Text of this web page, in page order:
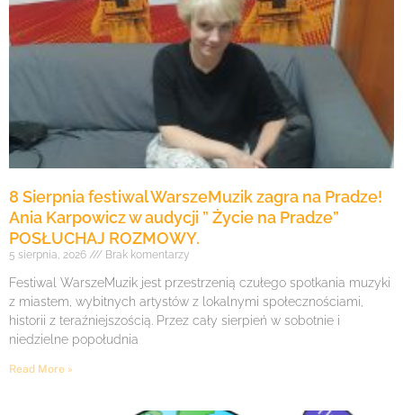
8 Sierpnia festiwal WarszeMuzik zagra na Pradze!
Ania Karpowicz w audycji ” Życie na Pradze”
POSŁUCHAJ ROZMOWY.
5 sierpnia, 2026 Brak komentarzy
Festiwal WarszeMuzik jest przestrzenią czułego spotkania muzyki
z miastem, wybitnych artystów z lokalnymi społecznościami,
historii z teraźniejszością. Przez cały sierpień w sobotnie i
niedzielne popołudnia
Read More »